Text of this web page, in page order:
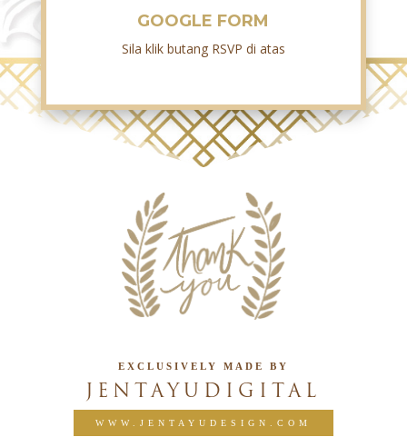
GOOGLE FORM
Sila klik butang RSVP di atas
EXCLUSIVELY MADE BY
JENTAYUDIGITAL
WWW.JENTAYUDESIGN.COM